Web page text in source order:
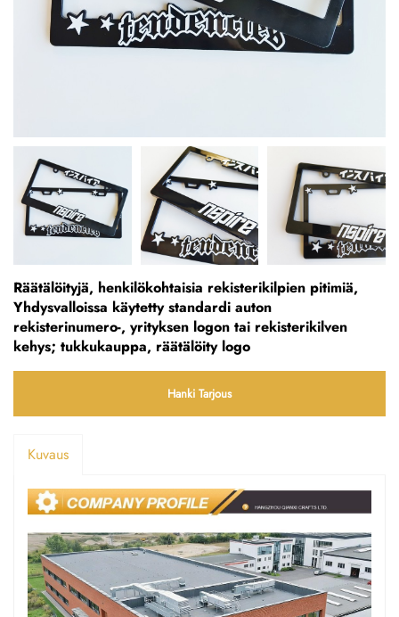
Räätälöityjä, henkilökohtaisia rekisterikilpien pitimiä,
Yhdysvalloissa käytetty standardi auton
rekisterinumero-, yrityksen logon tai rekisterikilven
kehys; tukkukauppa, räätälöity logo
Hanki Tarjous
Kuvaus